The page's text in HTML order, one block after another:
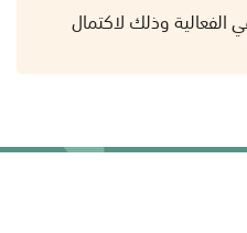
الفعالية وذلك لاكتمال